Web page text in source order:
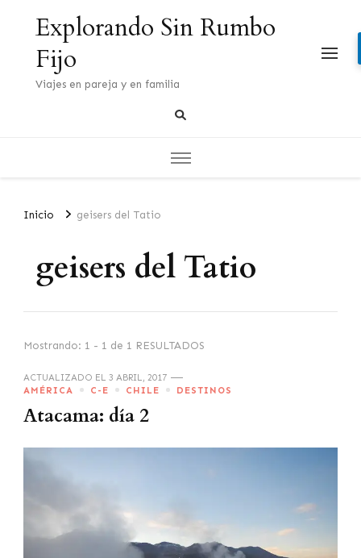
Explorando Sin Rumbo
Fijo
Viajes en pareja y en familia
Inicio geisers del Tatio
geisers del Tatio
Mostrando: 1 - 1 de 1 RESULTADOS
ACTUALIZADO EL 3 ABRIL, 2017
AMÉRICA
C-E CHILE DESTINOS
Atacama: día 2